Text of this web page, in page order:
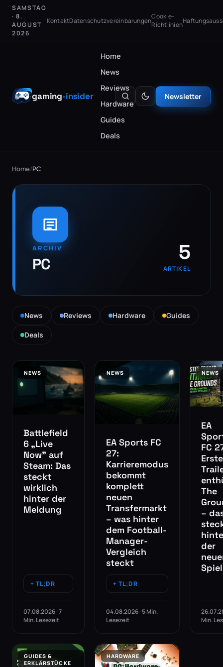
SAMSTAG
· 8.
AUGUST
2026
KontaktDatenschutzvereinbarungenCookie-
Richtlinien
gaming-insider
Home
News
Reviews
Hardware
Guides
Deals
Newsletter
Home/PC
ARCHIV
PC 5
ARTIKEL
News Reviews Hardware Guides
Deals
NEWS
Battlefield
6 „Live
Now” auf
Steam: Das
steckt
wirklich
hinter der
Meldung
TL;DR
07.08.2026 · 7
Min. Lesezeit
NEWS
EA Sports FC
27:
Karrieremodus
bekommt
komplett
neuen
Transfermarkt
– was hinter
dem Football-
Manager-
Vergleich
steckt
TL;DR
04.08.2026 · 5 Min.
Lesezeit
NEWS
EA
FC
The
–
der
Min.
GUIDES &
ERKLÄRSTÜCKE
HARDWARE